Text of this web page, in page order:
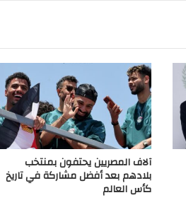
آلاف المصريين يحتفون بمنتخب
بلادهم بعد أفضل مشاركة في تاريخ
كأس العالم